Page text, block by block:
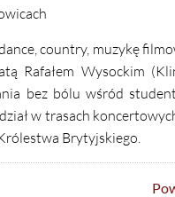
country, muzykę
Rafałem Wysockim
bez bólu wśród
w trasach
Brytyjskiego.